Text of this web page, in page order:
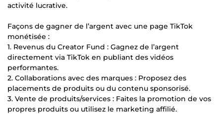
activité lucrative.
Façons de gagner de l’argent avec une page TikTok
monétisée :
1. Revenus du Creator Fund : Gagnez de l’argent
directement via TikTok en publiant des vidéos
performantes.
2. Collaborations avec des marques : Proposez des
placements de produits ou du contenu sponsorisé.
3. Vente de produits/services : Faites la promotion de vos
propres produits ou utilisez le marketing affilié.